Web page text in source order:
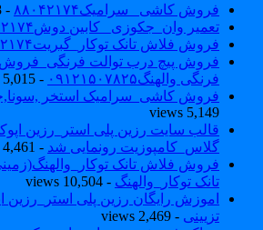
فروش کاشی _سرامیک۸۸۰۴۲۱۷۴
- 7,938 views
تعمیر وان_جکوزی_ کابین دوش۸۸۰۴۲۱۷۴
فروش فلاش تانک توکار_گبریت۸۸۰۴۲۱۷۴
فروش پیچ درب توالت فرنگی_فروش
فرنگی والهنگ۰۹۱۲۱۵۰۷۸۲۵
- 5,015 views
فروش کاشی_سرامیک استخر
5,149 views
قالب سایت رزین پلی استر_رزین
گلاس_کامپوزیت رونمایی شد- 4,461 views
فروش فلاش تانک
تانک توکار_والهنگ- 10,504 views
اموزش رایگان رزین پلی استر_رزین
تزیینی- 2,469 views